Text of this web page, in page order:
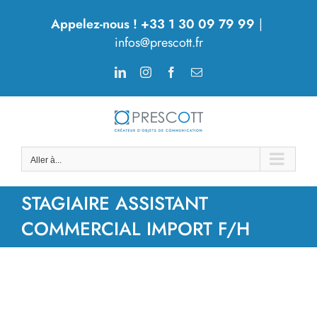
Appelez-nous ! +33 1 30 09 79 99 |
infos@prescott.fr
LinkedInInstagramFacebook
Email
Aller à...
STAGIAIRE ASSISTANT
COMMERCIAL IMPORT F/H